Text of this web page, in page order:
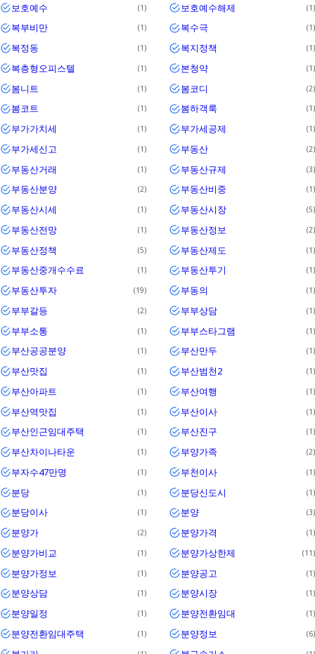
보호예수 1 보호예수해제 1
복부비만 1 복수극 1
복정동 1 복지정책 1
복층형오피스텔 1 본청약 1
봄니트 1 봄코디 2
봄코트 1 봄하객룩 1
부가가치세 1 부가세공제 1
부가세신고 1 부동산 2
부동산거래 1 부동산규제 3
부동산분양 2 부동산비중 1
부동산시세 1 부동산시장 5
부동산전망 1 부동산정보 2
부동산정책 5 부동산제도 1
부동산중개수수료 1 부동산투기 1
부동산투자 19 부동의 1
부부갈등 2 부부상담 1
부부소통 1 부부스타그램 1
부산공공분양 1 부산만두 1
부산맛집 1 부산범천2 1
부산아파트 1 부산여행 1
부산역맛집 1 부산이사 1
부산인근임대주택 1 부산진구 1
부산차이나타운 1 부양가족 2
부자수47만명 1 부천이사 1
분당 1 분당신도시 1
분당이사 1 분양 3
분양가 2 분양가격 1
분양가비교 1 분양가상한제 11
분양가정보 1 분양공고 1
분양상담 1 분양시장 1
분양일정 1 분양전환임대 1
분양전환임대주택 1 분양정보 6